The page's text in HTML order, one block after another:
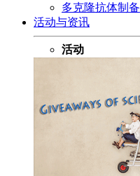
多克隆抗体制备
活动与资讯
活动